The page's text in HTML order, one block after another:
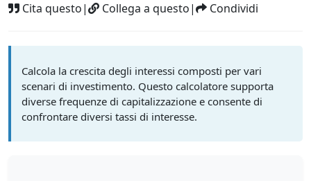
Cita questo| Collega a questo| Condividi
Calcola la crescita degli interessi composti per vari
scenari di investimento. Questo calcolatore supporta
diverse frequenze di capitalizzazione e consente di
confrontare diversi tassi di interesse.